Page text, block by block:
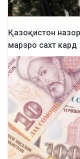
Қазоқистон
марзро сахт кард